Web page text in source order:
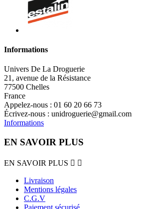
Informations
Univers De La Droguerie
21, avenue de la Résistance
77500 Chelles
France
Appelez-nous : 01 60 20 66 73
Écrivez-nous : unidroguerie@gmail.com
Informations
EN SAVOIR PLUS
EN SAVOIR PLUS  
Livraison
Mentions légales
C.G.V
Paiement sécurisé